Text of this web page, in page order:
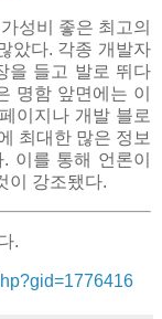
성비 좋은 최고의
았다. 각종 개발자
을 들고 발로 뛰다
명함 앞면에는 이
이지나 개발 블로
최대한 많은 정보
이를 통해 언론이
이 강조됐다.
.